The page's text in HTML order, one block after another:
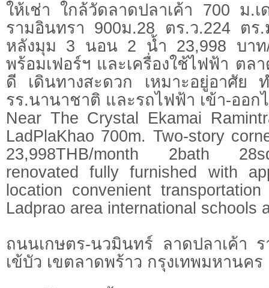
ให้เช่า ใกล้วัดลาดปลาเค้า 700 ม.
รามอินทรา 900ม.28 ตร.ว.224 ต
หลังมุม 3 นอน 2 น้ำ 23,998 บาท/
พร้อมเฟอร์ฯ และเครื่องใช้ไฟฟ้า ตล
ดี เดินทางสะดวก เหมาะอยู่อาศัย
รร.นานาชาติ และรถไฟฟ้า เข้า-ออก
Near The Crystal Ekamai
LadPlaKhao 700m. Two-story
23,998THB/month 2bath
renovated fully furnished with
location convenient
Ladprao area international schools
ถนนเกษตร-นวมินทร์ ลาดปลาเค้า
เข้บัว เขตลาดพร้าว กรุงเทพมหานคร